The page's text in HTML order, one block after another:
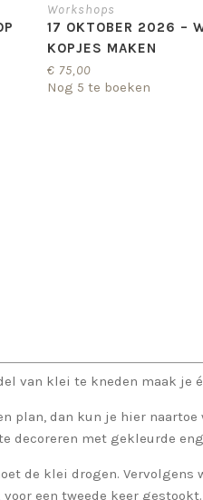
Workshops
17 OKTOBER 2026 –
KOPJES MAKEN
€ 75,00
Nog 5 te boeken
van klei te kneden maak je
plan, dan kun je hier
decoreren met gekleurde
de klei drogen.
een tweede keer